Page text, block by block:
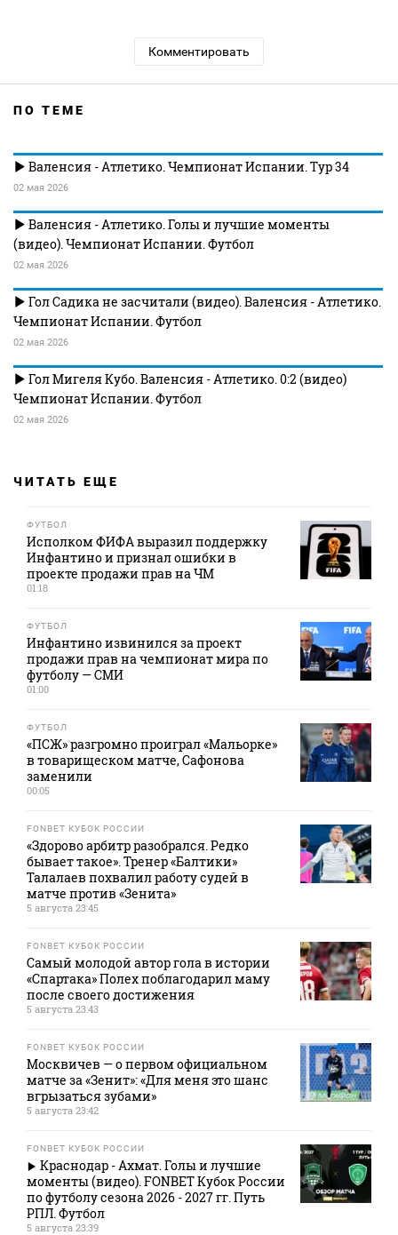
Комментировать
ПО ТЕМЕ
Валенсия - Атлетико. Чемпионат Испании. Тур 34
02 мая 2026
Валенсия - Атлетико. Голы и лучшие моменты
(видео). Чемпионат Испании. Футбол
02 мая 2026
Гол Садика не засчитали (видео). Валенсия - Атлетико.
Чемпионат Испании. Футбол
02 мая 2026
Гол Мигеля Кубо. Валенсия - Атлетико. 0:2 (видео)
Чемпионат Испании. Футбол
02 мая 2026
ЧИТАТЬ ЕЩЕ
ФУТБОЛ
Исполком ФИФА выразил поддержку
Инфантино и признал ошибки в
проекте продажи прав на ЧМ
01:18
ФУТБОЛ
Инфантино извинился за проект
продажи прав на чемпионат мира по
футболу — СМИ
01:00
ФУТБОЛ
«ПСЖ» разгромно проиграл «Мальорке»
в товарищеском матче, Сафонова
заменили
00:05
FONBET КУБОК РОССИИ
«Здорово арбитр разобрался. Редко
бывает такое». Тренер «Балтики»
Талалаев похвалил работу судей в
матче против «Зенита»
5 августа 23:45
FONBET КУБОК РОССИИ
Самый молодой автор гола в истории
«Спартака» Полех поблагодарил маму
после своего достижения
5 августа 23:43
FONBET КУБОК РОССИИ
Москвичев — о первом официальном
матче за «Зенит»: «Для меня это шанс
вгрызаться зубами»
5 августа 23:42
FONBET КУБОК РОССИИ
Краснодар - Ахмат. Голы и лучшие
моменты (видео). FONBET Кубок России
по футболу сезона 2026 - 2027 гг. Путь
РПЛ. Футбол
5 августа 23:39